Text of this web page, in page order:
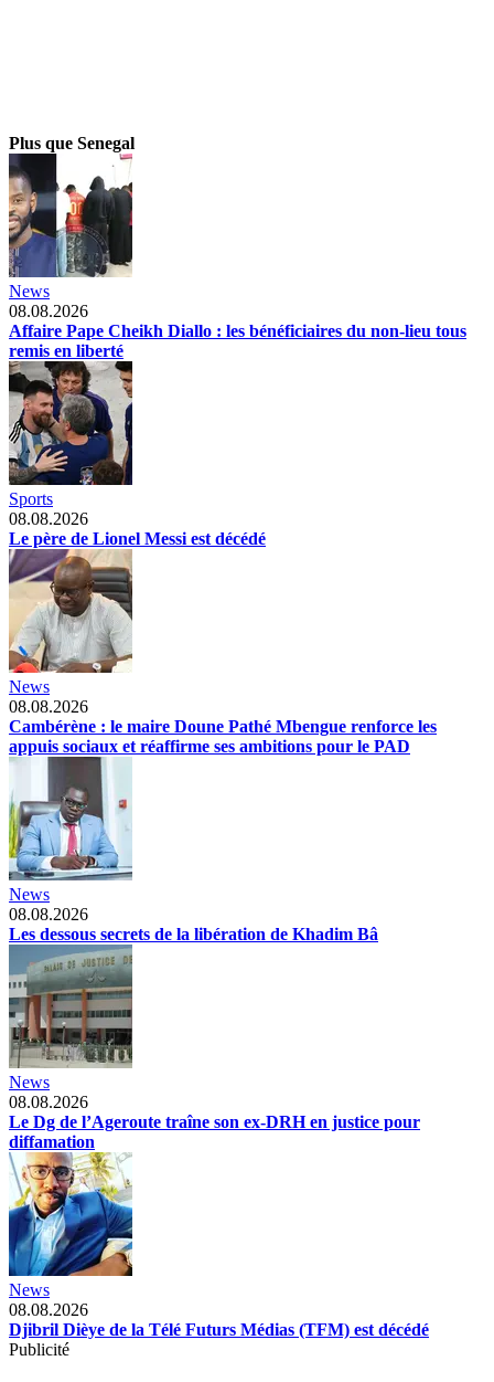
Plus que Senegal
News
08.08.2026
Affaire Pape Cheikh Diallo : les bénéficiaires du non-lieu tous
remis en liberté
Sports
08.08.2026
Le père de Lionel Messi est décédé
News
08.08.2026
Cambérène : le maire Doune Pathé Mbengue renforce les
appuis sociaux et réaffirme ses ambitions pour le PAD
News
08.08.2026
Les dessous secrets de la libération de Khadim Bâ
News
08.08.2026
Le Dg de l’Ageroute traîne son ex-DRH en justice pour
diffamation
News
08.08.2026
Djibril Dièye de la Télé Futurs Médias (TFM) est décédé
Publicité